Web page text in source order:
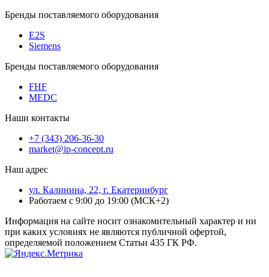
Бренды поставляемого оборудования
E2S
Siemens
Бренды поставляемого оборудования
FHF
MEDC
Наши контакты
+7 (343) 206-36-30
market@ip-concept.ru
Наш адрес
ул. Калинина, 22, г. Екатеринбург
Работаем с 9:00 до 19:00 (МСК+2)
Информация на сайте носит ознакомительный характер и ни
при каких условиях не являются публичной офертой,
определяемой положением Статьи 435 ГК РФ.